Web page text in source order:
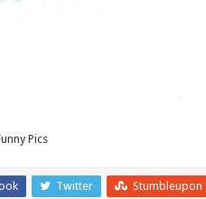
Pics
Twitter Stumbleupon